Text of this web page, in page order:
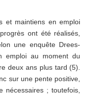
et maintiens en emploi
ont été réalisés,
une enquête Drees-
emploi au moment du
deux ans plus tard (5).
sur une pente positive,
nécessaires ; toutefois,